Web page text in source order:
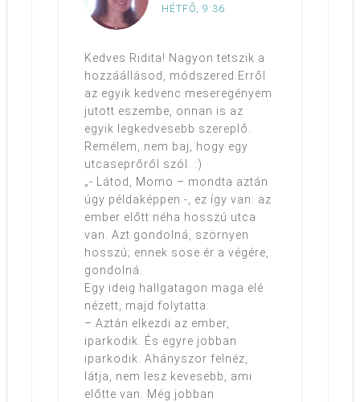
HÉTFŐ, 9:36
Kedves Ridita! Nagyon tetszik a
hozzáállásod, módszered.Erről
az egyik kedvenc meseregényem
jutott eszembe, onnan is az
egyik legkedvesebb szereplő.
Remélem, nem baj, hogy egy
utcaseprőről szól. :)
„- Látod, Momo – mondta aztán
úgy példaképpen -, ez így van: az
ember előtt néha hosszú utca
van. Azt gondolná, szörnyen
hosszú; ennek sose ér a végére,
gondolná.
Egy ideig hallgatagon maga elé
nézett, majd folytatta:
– Aztán elkezdi az ember,
iparkodik. És egyre jobban
iparkodik. Ahányszor felnéz,
látja, nem lesz kevesebb, ami
előtte van. Még jobban